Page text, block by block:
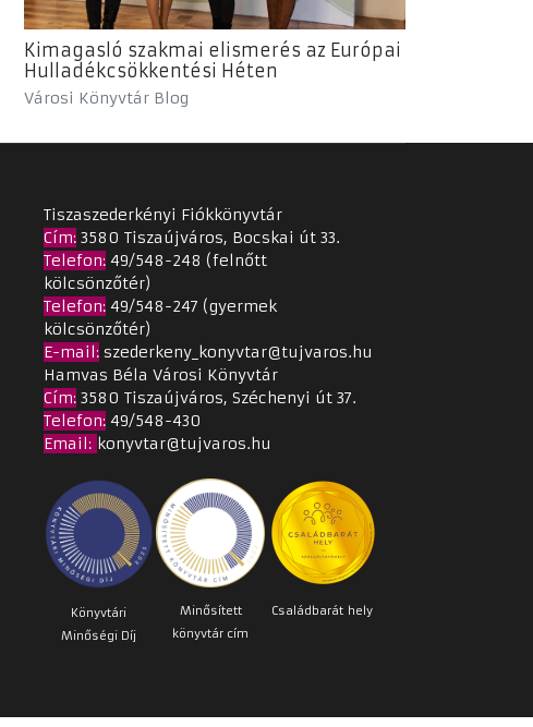
Kimagasló szakmai elismerés az Európai
Hulladékcsökkentési Héten
Városi Könyvtár Blog
Tiszaszederkényi Fiókkönyvtár
Cím:3580 Tiszaújváros, Bocskai út 33.
Telefon:49/548-248 (felnőtt
kölcsönzőtér)
Telefon:49/548-247 (gyermek
kölcsönzőtér)
E-mail:szederkeny_konyvtar@tujvaros.hu
Hamvas Béla Városi Könyvtár
Cím:3580 Tiszaújváros, Széchenyi út 37.
Telefon:49/548-430
Email: konyvtar@tujvaros.hu
Könyvtári
Minőségi Díj
Minősített
könyvtár cím
Családbarát hely